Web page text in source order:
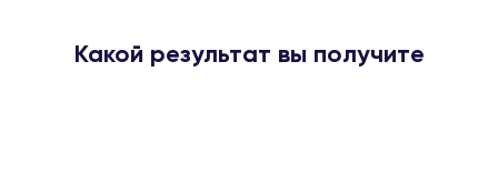
Какой результат вы получите